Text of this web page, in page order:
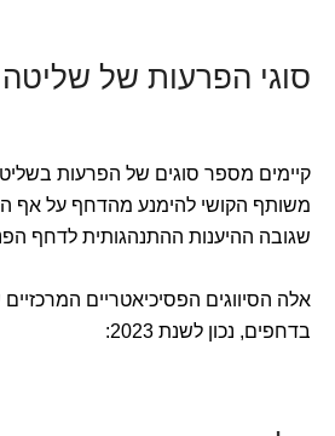
סוגי הפרעות של
קיימים מספר סוגים של הפרעות
משותף הקושי להימנע מהדחף על אף
שגובה ההיענות ההתנהגותית לדחף
אלה הסיווגים הפסיכיאטריים
בדחפים, נכון לשנת 2023: